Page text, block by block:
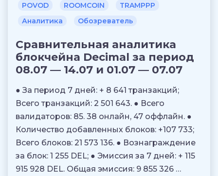
POVOD
ROOMCOIN
TRAMPPP
Аналитика
Обозреватель
Сравнительная аналитика
блокчейна Decimal за период
08.07 — 14.07 и 01.07 — 07.07
● За период 7 дней: + 8 641 транзакций;
Всего транзакций: 2 501 643. ● Всего
валидаторов: 85. 38 онлайн, 47 оффлайн. ●
Количество добавленных блоков: +107 733;
Всего блоков: 21 573 136. ● Вознаграждение
за блок: 1 255 DEL; ● Эмиссия за 7 дней: + 115
915 928 DEL. Общая эмиссия: 9 855 326 …